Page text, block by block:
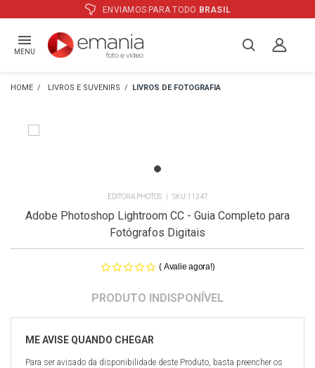
ENVIAMOS PARA TODO BRASIL
MENU
LIVROS E SUVENIRS LIVROS DE FOTOGRAFIA
EDITORA PHOTOS 11347
Adobe Photoshop Lightroom CC - Guia Completo para
Fotógrafos Digitais
( Avalie agora!)
Para ser avisado da disponibilidade deste Produto, basta preencher os